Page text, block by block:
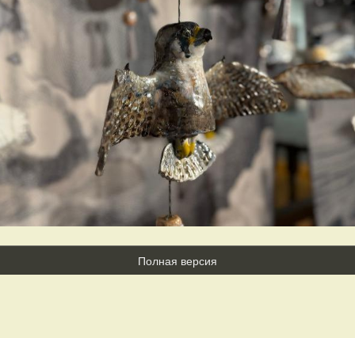
Полная версия